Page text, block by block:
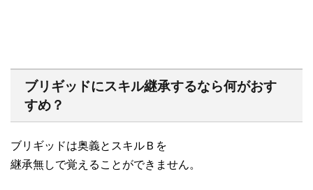
ブリギッドにスキル継承するなら何がおす
すめ？
ブリギッドは奥義とスキルＢを
継承無しで覚えることができません。